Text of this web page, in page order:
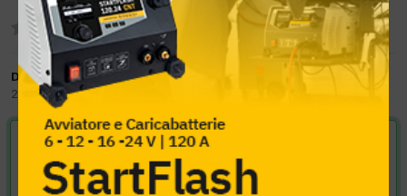
Da enigma007
23 Febbraio 2012
VAI ALLA SOLUZIONE
Risolta da enigma007,23 Febbraio 2012